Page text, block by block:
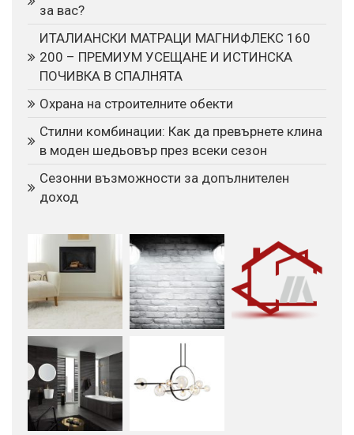
за вас?
ИТАЛИАНСКИ МАТРАЦИ МАГНИФЛЕКС 160
200 – ПРЕМИУМ УСЕЩАНЕ И ИСТИНСКА
ПОЧИВКА В СПАЛНЯТА
Охрана на строителните обекти
Стилни комбинации: Как да превърнете клина
в моден шедьовър през всеки сезон
Сезонни възможности за допълнителен
доход